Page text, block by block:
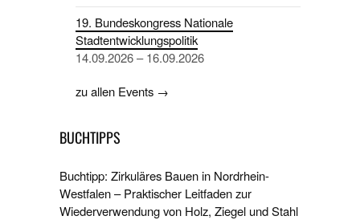
19. Bundeskongress Nationale
Stadtentwicklungspolitik
14.09.2026 – 16.09.2026
zu allen Events →
BUCHTIPPS
Buchtipp: Zirkuläres Bauen in Nordrhein-
Westfalen – Praktischer Leitfaden zur
Wiederverwendung von Holz, Ziegel und Stahl